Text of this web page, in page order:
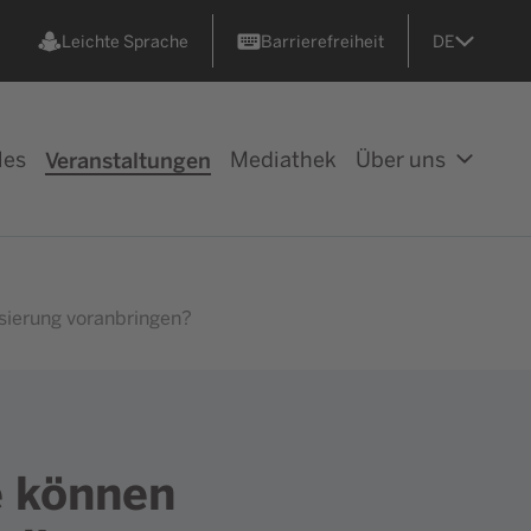
Leichte Sprache Barrierefreiheit DE
Veranstaltungen Mediathek Über uns
voranbringen?